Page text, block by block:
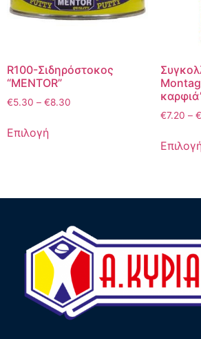
R100-Σιδηρόστοκος
“MENTOR”
€5.30 – €8.30
Επιλογή
€7.20 – €